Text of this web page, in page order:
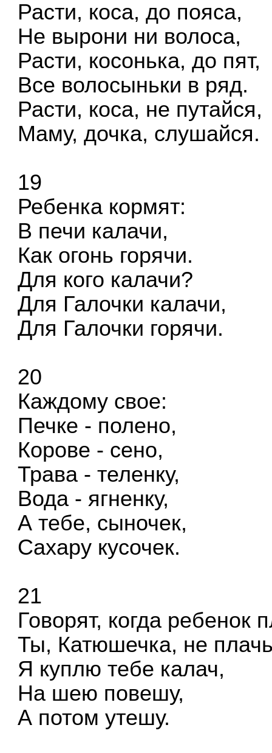
Расти, коса, до пояса,
Не вырони ни волоса,
Расти, косонька, до пят,
Все волосыньки в ряд.
Расти, коса, не путайся,
Маму, дочка, слушайся.
19
Ребенка кормят:
В печи калачи,
Как огонь горячи.
Для кого калачи?
Для Галочки калачи,
Для Галочки горячи.
20
Каждому свое:
Печке - полено,
Корове - сено,
Трава - теленку,
Вода - ягненку,
А тебе, сыночек,
Сахару кусочек.
21
Говорят, когда ребенок
Ты, Катюшечка, не
Я куплю тебе калач,
На шею повешу,
А потом утешу.